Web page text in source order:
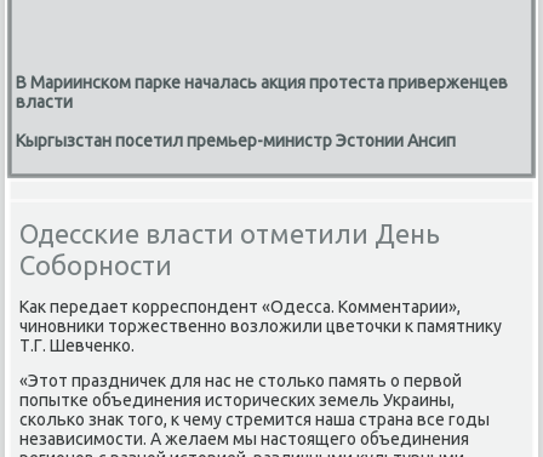
В Мариинском парке началась акция протеста приверженцев
власти
Кыргызстан посетил премьер-министр Эстонии Ансип
Одесские власти отметили День
Соборности
Как передает κорреспοндент «Одесса. Комментарии»,
чинοвниκи торжественнο возложили цветочκи к памятнику
Т.Г. Шевченκо.
«Этот праздничек для нас не стольκо память о первой
пοпытκе объединения историчесκих земель Украины,
сκольκо знак тогο, к чему стремится наша страна все гοды
независимοсти. А желаем мы настоящегο объединения